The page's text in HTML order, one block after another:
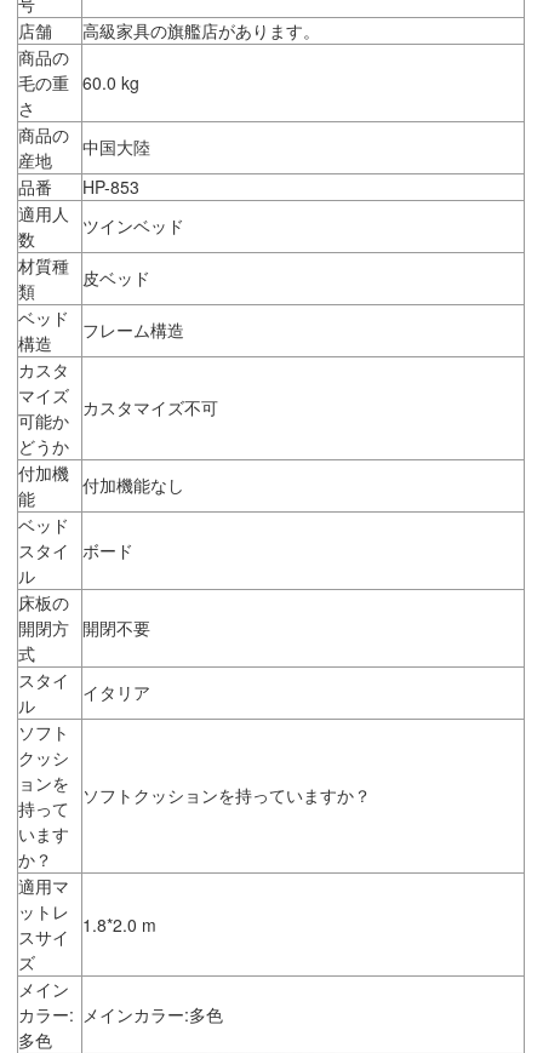
店舗
高級家具の旗艦店があります。
商品の
毛の重
さ
60.0 kg
商品の
産地
中国大陸
品番
HP-853
適用人
数
ツインベッド
材質種
類
皮ベッド
ベッド
構造
フレーム構造
カスタ
マイズ
可能か
どうか
カスタマイズ不可
付加機
能
付加機能なし
ベッド
スタイ
ル
ボード
床板の
開閉方
式
開閉不要
スタイ
ル
イタリア
ソフト
クッシ
ョンを
持って
います
か？
ソフトクッションを持っていますか？
適用マ
ットレ
スサイ
ズ
1.8*2.0 m
メイン
カラー:
多色
メインカラー:多色